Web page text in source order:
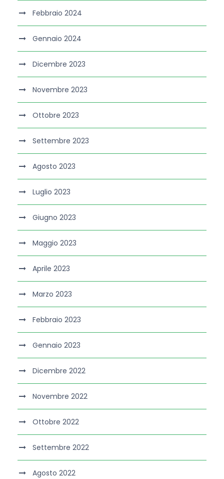
Febbraio 2024
Gennaio 2024
Dicembre 2023
Novembre 2023
Ottobre 2023
Settembre 2023
Agosto 2023
Luglio 2023
Giugno 2023
Maggio 2023
Aprile 2023
Marzo 2023
Febbraio 2023
Gennaio 2023
Dicembre 2022
Novembre 2022
Ottobre 2022
Settembre 2022
Agosto 2022